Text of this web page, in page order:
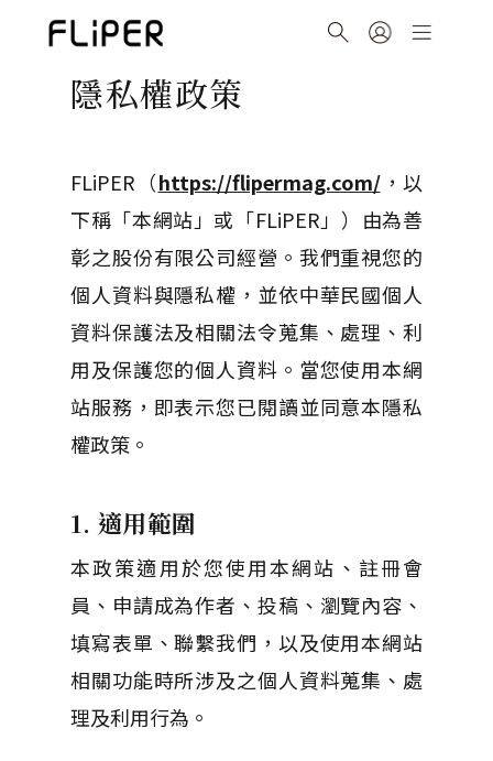
隱私權政策
FLiPER（https://flipermag.com/，以
下稱「本網站」或「FLiPER」）由為善
彰之股份有限公司經營。我們重視您的
個人資料與隱私權，並依中華民國個人
資料保護法及相關法令蒐集、處理、利
用及保護您的個人資料。當您使用本網
站服務，即表示您已閱讀並同意本隱私
權政策。
1. 適用範圍
本政策適用於您使用本網站、註冊會
員、申請成為作者、投稿、瀏覽內容、
填寫表單、聯繫我們，以及使用本網站
相關功能時所涉及之個人資料蒐集、處
理及利用行為。